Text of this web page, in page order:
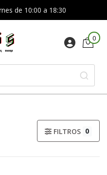
de 10:00 a 18:30
0
FILTROS 0